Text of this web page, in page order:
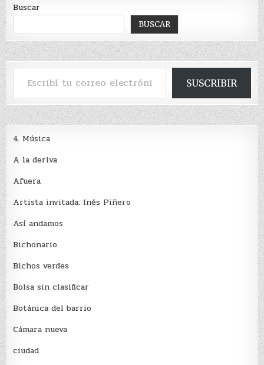
Buscar
BUSCAR
Escribí tu correo electrónico…
SUSCRIBIR
4. Música
A la deriva
Afuera
Artista invitada: Inés Piñero
Así andamos
Bichonario
Bichos verdes
Bolsa sin clasificar
Botánica del barrio
Cámara nueva
ciudad